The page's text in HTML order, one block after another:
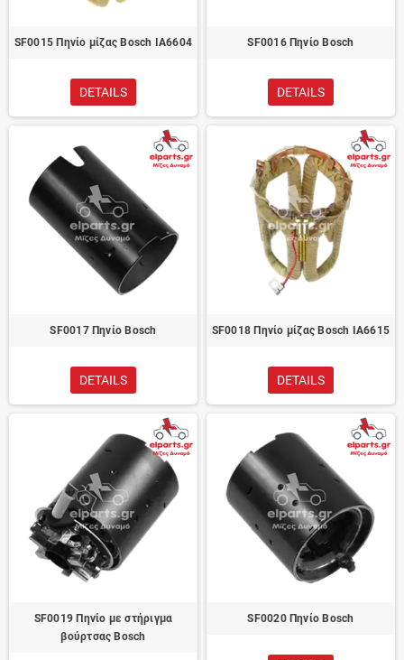
SF0015 Πηνίο μίζας Bosch IA6604
DETAILS
SF0016 Πηνίο Bosch
DETAILS
SF0017 Πηνίο Bosch
DETAILS
SF0018 Πηνίο μίζας Bosch IA6615
DETAILS
SF0019 Πηνίο με στήριγμα
βούρτσας Bosch
SF0020 Πηνίο Bosch